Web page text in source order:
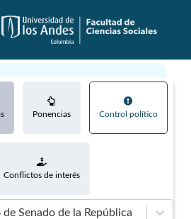
Ponencias Control político
Conflictos de interés
Senado de la República